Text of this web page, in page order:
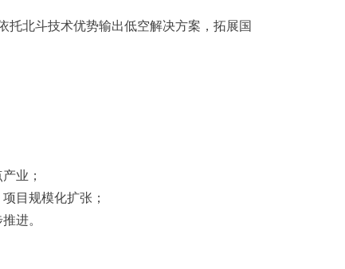
北斗技术优势输出低空解决方案，拓展国
业；
目规模化扩张；
进。